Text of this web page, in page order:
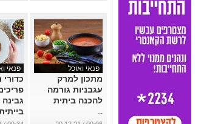
פנאי ואוכל
מתכון למרק
עגבניות גורמה
להכנה ביתית
...
פנאי
כדורי
...